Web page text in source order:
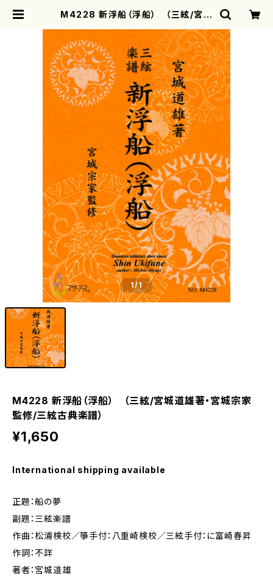
M4228 新浮船（浮船） （三絃/宮城
| motherearth
1/1
M4228 新浮船（浮船） （三絃/宮城道雄著・宮城宗家
監修/三絃古典楽譜）
¥1,650
International shipping available
正題：船の夢
副題：三絃楽譜
作曲：松浦検校／箏手付：八重崎検校／三絃手付：に富崎春昇
作詞：不詳
著者：宮城道雄